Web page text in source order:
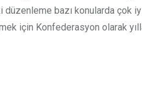
bazı konularda çok iyi
için Konfederasyon olarak